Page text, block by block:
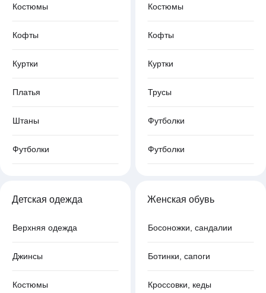
Костюмы
Кофты
Куртки
Платья
Штаны
Футболки
Костюмы
Кофты
Куртки
Трусы
Футболки
Футболки
Детская одежда
Верхняя одежда
Джинсы
Костюмы
Женская обувь
Босоножки, сандалии
Ботинки, сапоги
Кроссовки, кеды